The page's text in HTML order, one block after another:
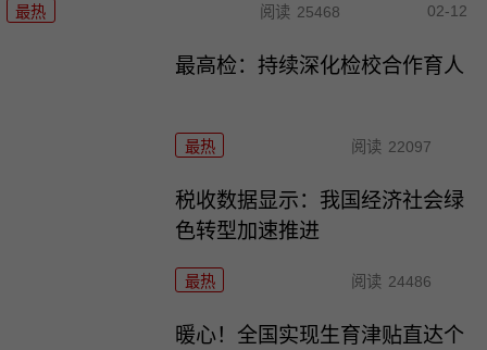
最热 阅读 25468 02-12
最高检：持续深化检校合作育人
最热 阅读 22097
税收数据显示：我国经济社会绿
色转型加速推进
最热 阅读 24486
暖心！全国实现生育津贴直达个